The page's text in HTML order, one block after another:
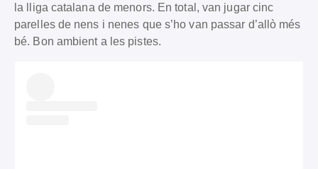
la lliga catalana de menors. En total, van jugar cinc
parelles de nens i nenes que s’ho van passar d’allò més
bé. Bon ambient a les pistes.